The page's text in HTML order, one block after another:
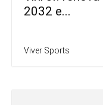
2032 e...
Viver Sports